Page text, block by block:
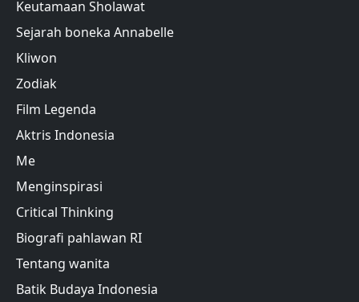
Keutamaan Sholawat
Sejarah boneka Annabelle
Kliwon
Zodiak
Film Legenda
Aktris Indonesia
Me
Menginspirasi
Critical Thinking
Biografi pahlawan RI
Tentang wanita
Batik Budaya Indonesia